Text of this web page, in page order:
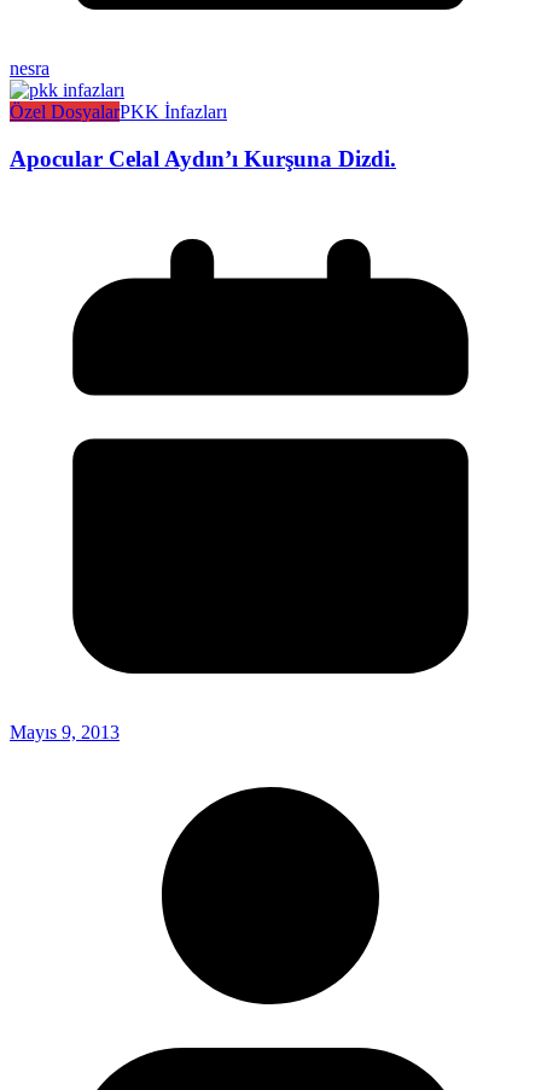
nesra
Özel DosyalarPKK İnfazları
Apocular Celal Aydın’ı Kurşuna Dizdi.
Mayıs 9, 2013